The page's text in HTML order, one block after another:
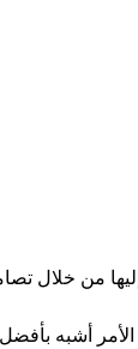
من خلال
أشبه